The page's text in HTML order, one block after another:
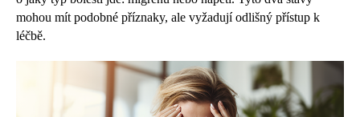
mohou mít podobné příznaky, ale vyžadují odlišný přístup k
léčbě.